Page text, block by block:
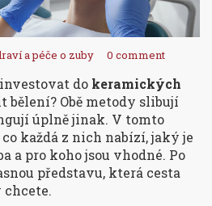
a péče o zuby 0 comment
do keramických
bělení? Obě metody slibují
úplně jinak. V tomto
každá z nich nabízí, jaký je
a pro koho jsou vhodné. Po
představu, která cesta
chcete.